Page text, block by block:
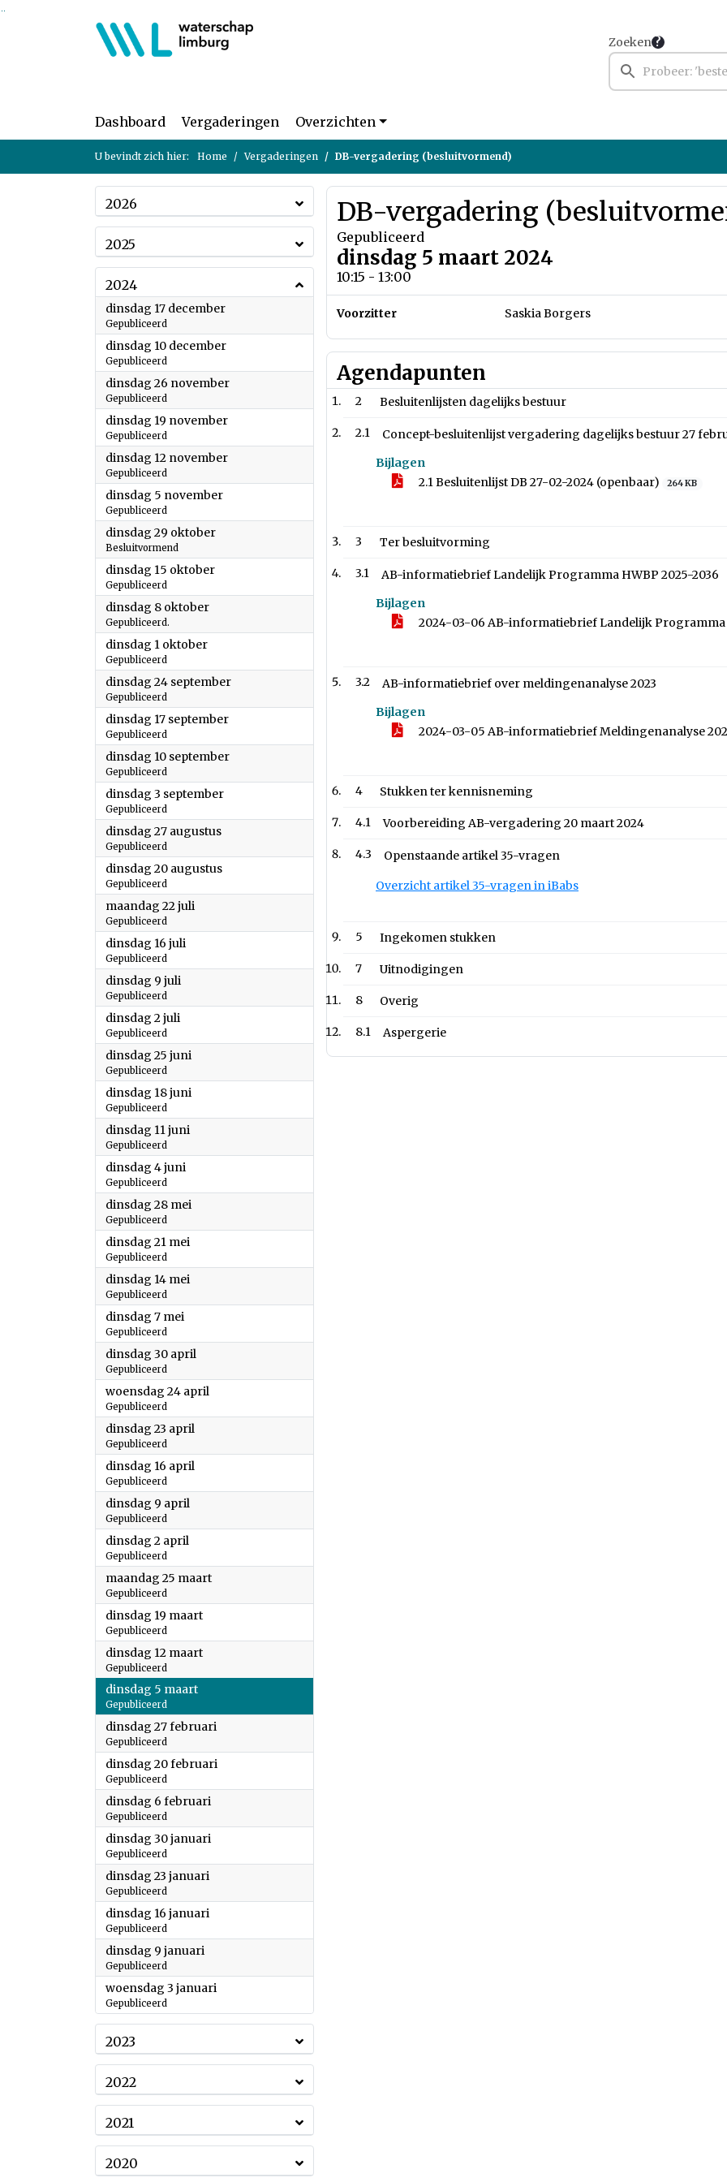
Ga naar de inhoud van deze pagina
Ga naar het zoeken
Ga naar het menu
Zoeken
Dashboard Vergaderingen Overzichten
U bevindt zich hier: Home Vergaderingen DB-vergadering (besluitvormend)
2026
2025
2024
dinsdag 17 december2024
Gepubliceerd
dinsdag 10 december2024
Gepubliceerd
dinsdag 26 november2024
Gepubliceerd
dinsdag 19 november2024
Gepubliceerd
dinsdag 12 november2024
Gepubliceerd
dinsdag 5 november2024
Gepubliceerd
dinsdag 29 oktober2024
Besluitvormend
dinsdag 15 oktober2024
Gepubliceerd
dinsdag 8 oktober2024
Gepubliceerd.
dinsdag 1 oktober2024
Gepubliceerd
dinsdag 24 september2024
Gepubliceerd
dinsdag 17 september2024
Gepubliceerd
dinsdag 10 september2024
Gepubliceerd
dinsdag 3 september2024
Gepubliceerd
dinsdag 27 augustus2024
Gepubliceerd
dinsdag 20 augustus2024
Gepubliceerd
maandag 22 juli
Gepubliceerd
dinsdag 16 juli
Gepubliceerd
dinsdag 9 juli
Gepubliceerd
dinsdag 2 juli
Gepubliceerd
dinsdag 25 juni
Gepubliceerd
dinsdag 18 juni
Gepubliceerd
dinsdag 11 juni
Gepubliceerd
dinsdag 4 juni
Gepubliceerd
dinsdag 28 mei
Gepubliceerd
dinsdag 21 mei
Gepubliceerd
dinsdag 14 mei
Gepubliceerd
dinsdag 7 mei
Gepubliceerd
dinsdag 30 april
Gepubliceerd
woensdag 24 april
Gepubliceerd
dinsdag 23 april
Gepubliceerd
dinsdag 16 april
Gepubliceerd
dinsdag 9 april
Gepubliceerd
dinsdag 2 april
Gepubliceerd
maandag 25 maart2024
Gepubliceerd
dinsdag 19 maart2024
Gepubliceerd
dinsdag 12 maart2024
Gepubliceerd
dinsdag 5 maart2024
Gepubliceerd
dinsdag 27 februari
Gepubliceerd
dinsdag 20 februari
Gepubliceerd
dinsdag 6 februari
Gepubliceerd
dinsdag 30 januari
Gepubliceerd
dinsdag 23 januari
Gepubliceerd
dinsdag 16 januari
Gepubliceerd
dinsdag 9 januari
Gepubliceerd
woensdag 3 januari
Gepubliceerd
2023
2022
2021
2020
DB-vergadering
Gepubliceerd
dinsdag 5 maart 2024
10:15 - 13:00
Voorzitter Saskia Borgers
Agendapunten
2 Besluitenlijsten dagelijks bestuur
2.1
Concept-besluitenlijst vergadering dagelijks bestuur 27
Bijlagen
2.1 Besluitenlijst DB 27-02-2024 (openbaar)
264 KB
3 Ter besluitvorming
3.1
AB-informatiebrief Landelijk Programma HWBP 2025-2036
Bijlagen
2024-03-06 AB-informatiebrief Landelijk Programma
3.2
AB-informatiebrief over meldingenanalyse 2023
Bijlagen
2024-03-05 AB-informatiebrief Meldingenanalyse
4 Stukken ter kennisneming
4.1 Voorbereiding AB-vergadering 20 maart 2024
4.3 Openstaande artikel 35-vragen
Overzicht artikel 35-vragen in iBabs
5 Ingekomen stukken
7 Uitnodigingen
8 Overig
8.1 Aspergerie